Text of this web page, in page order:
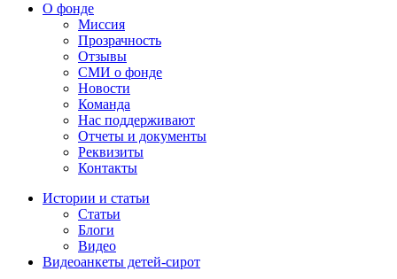
О фонде
Миссия
Прозрачность
Отзывы
СМИ о фонде
Новости
Команда
Нас поддерживают
Отчеты и документы
Реквизиты
Контакты
Истории и статьи
Статьи
Блоги
Видео
Видеоанкеты детей-сирот